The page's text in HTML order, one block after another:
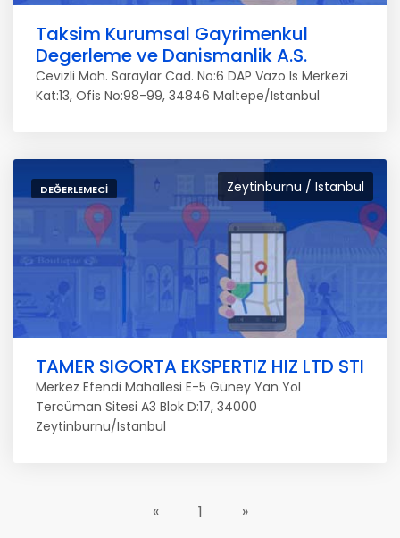
Taksim Kurumsal Gayrimenkul
Degerleme ve Danismanlik A.S.
Cevizli Mah. Saraylar Cad. No:6 DAP Vazo Is Merkezi
Kat:13, Ofis No:98-99, 34846 Maltepe/Istanbul
Zeytinburnu / Istanbul
DEĞERLEMECI
TAMER SIGORTA EKSPERTIZ HIZ LTD STI
Merkez Efendi Mahallesi E-5 Güney Yan Yol
Tercüman Sitesi A3 Blok D:17, 34000
Zeytinburnu/Istanbul
« 1 »